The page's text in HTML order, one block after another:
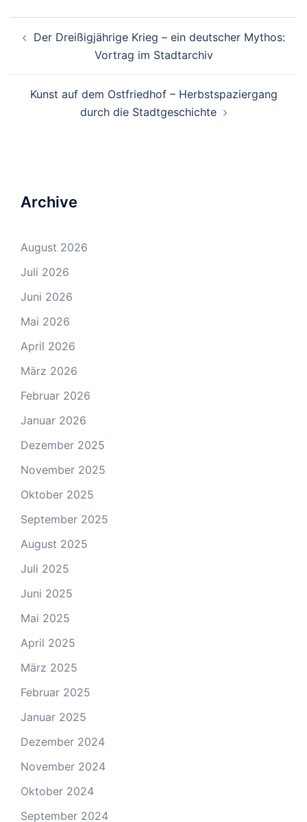
Navigation
Der Dreißigjährige Krieg – ein deutscher Mythos:
Vortrag im Stadtarchiv
Kunst auf dem Ostfriedhof – Herbstspaziergang
durch die Stadtgeschichte
Archive
August 2026
Juli 2026
Juni 2026
Mai 2026
April 2026
März 2026
Februar 2026
Januar 2026
Dezember 2025
November 2025
Oktober 2025
September 2025
August 2025
Juli 2025
Juni 2025
Mai 2025
April 2025
März 2025
Februar 2025
Januar 2025
Dezember 2024
November 2024
Oktober 2024
September 2024